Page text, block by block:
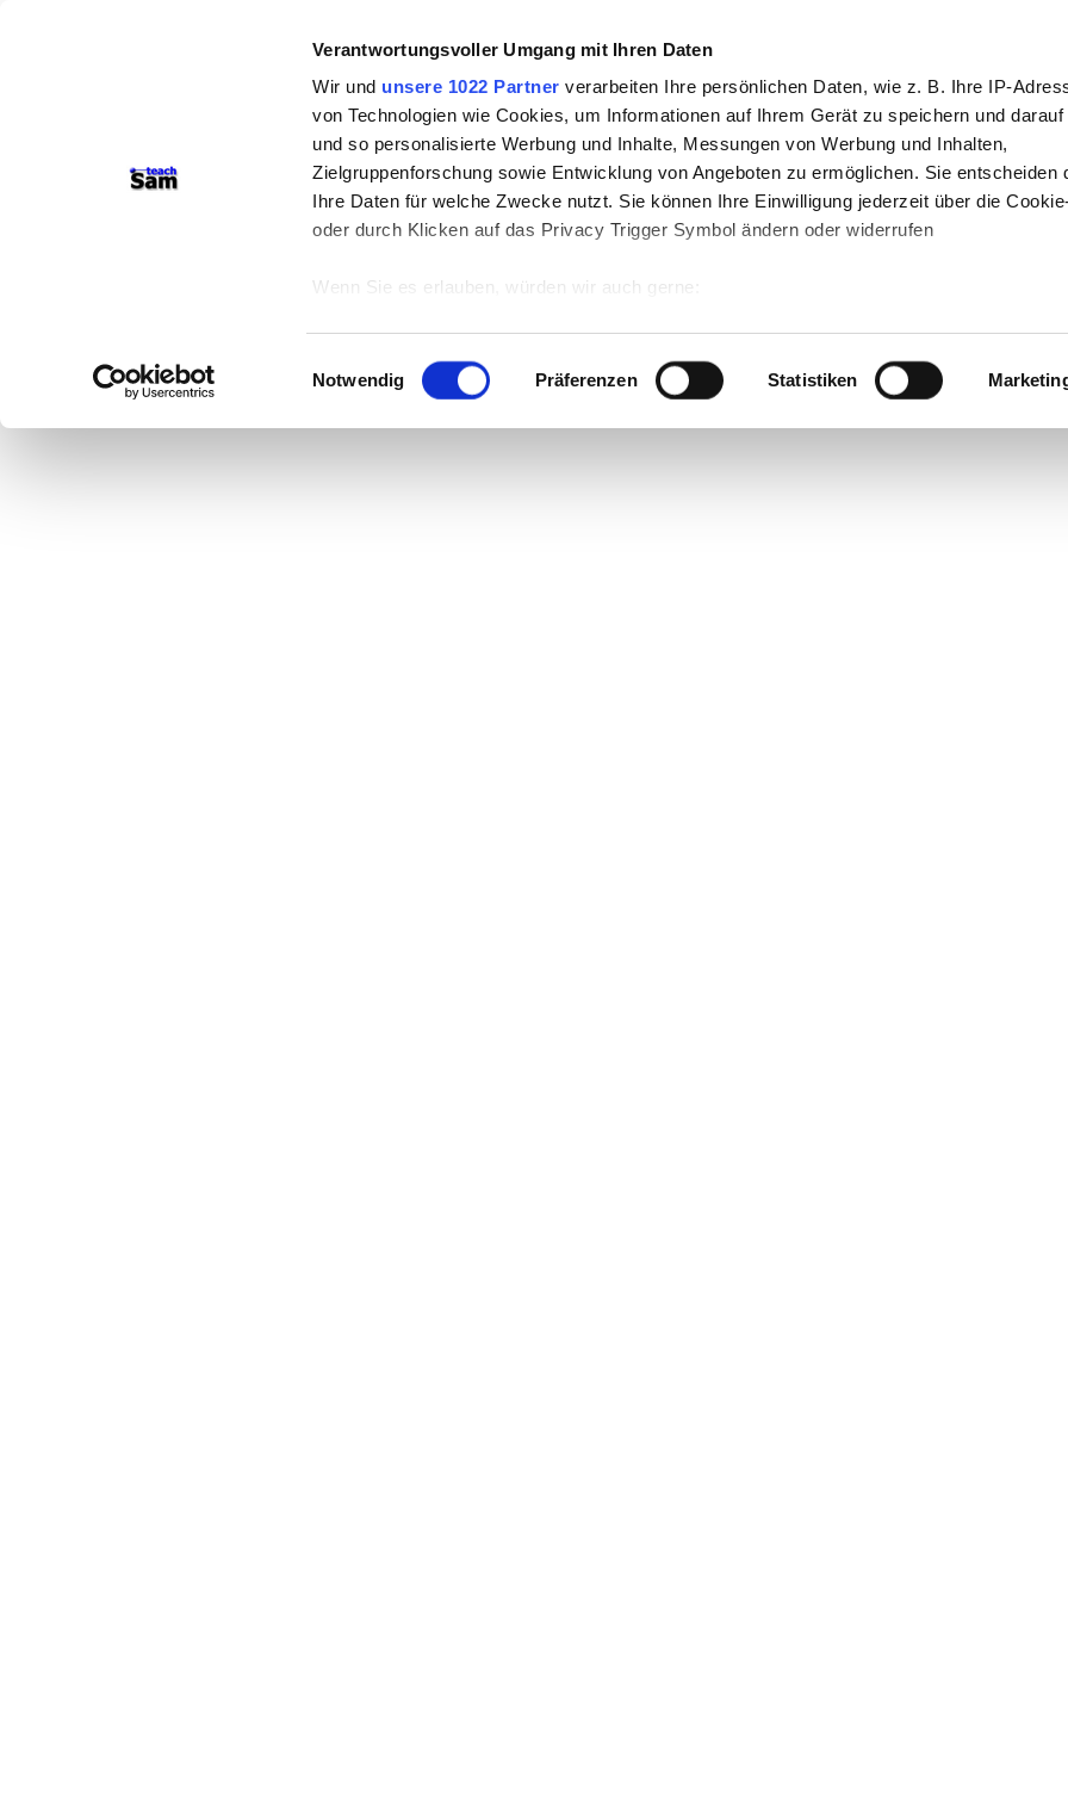
Verantwortungsvoller Umgang mit Ihren Daten
Wir und unsere 1022 Partner verarbeiten Ihre persönlichen Daten, wie z. B. Ihre IP-
von Technologien wie Cookies, um Informationen auf Ihrem Gerät zu speichern und
und so personalisierte Werbung und Inhalte, Messungen von Werbung und Inhalten,
Zielgruppenforschung sowie Entwicklung von Angeboten zu ermöglichen. Sie entscheiden
Ihre Daten für welche Zwecke nutzt. Sie können Ihre Einwilligung jederzeit über die
oder durch Klicken auf das Privacy Trigger Symbol ändern oder widerrufen
Wenn Sie es erlauben, würden wir auch gerne:
Ihr Gerät durch aktives Scannen nach bestimmten Merkmalen (Fingerprinting)
Erfahren Sie mehr darüber, wie Ihre persönlichen Daten verarbeitet werden, und legen Sie
Präferenzen imAbschnitt Einzelheitenfest.
Einwilligungsauswahl
Notwendig Präferenzen Statistiken